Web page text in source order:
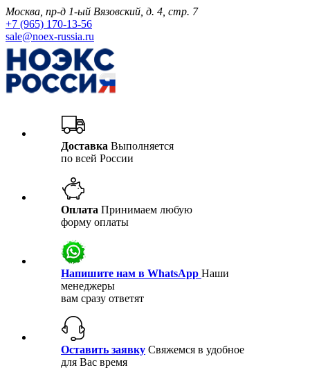
Москва, пр-д 1-ый Вязовский, д. 4, стр. 7
+7 (965) 170-13-56
sale@noex-russia.ru
Доставка Выполняется
по всей России
Оплата Принимаем любую
форму оплаты
Напишите нам в WhatsApp Наши
менеджеры
вам сразу ответят
Оставить заявку Свяжемся в удобное
для Вас время